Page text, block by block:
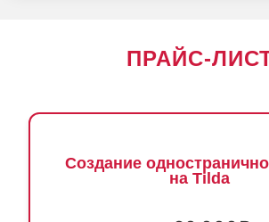
ПРАЙС-
Создание
на Tilda